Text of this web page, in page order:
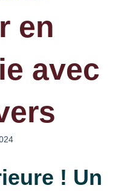
en
avec
! Un